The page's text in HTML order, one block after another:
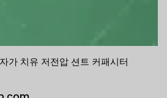
가 치유 저전압 션트 커패시터